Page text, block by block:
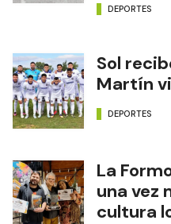
DEPORTES
Sol
Martín
DEPORTES
La
una vez
cultura